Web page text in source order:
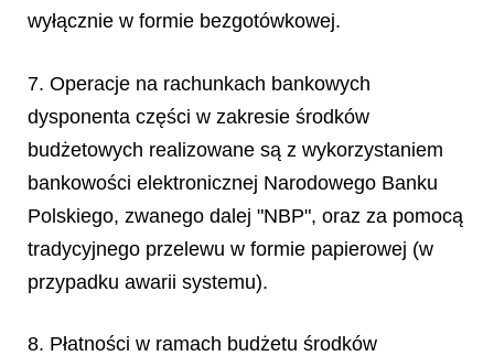
wyłącznie w formie bezgotówkowej.
7. Operacje na rachunkach bankowych
dysponenta części w zakresie środków
budżetowych realizowane są z wykorzystaniem
bankowości elektronicznej Narodowego Banku
Polskiego, zwanego dalej "NBP", oraz za pomocą
tradycyjnego przelewu w formie papierowej (w
przypadku awarii systemu).
8. Płatności w ramach budżetu środków